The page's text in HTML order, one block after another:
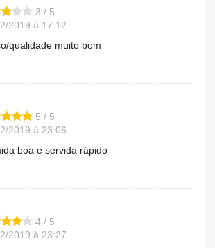
3 / 5
2019 à 17:12
qualidade muito bom
5 / 5
2019 à 23:06
boa e servida rápido
4 / 5
2019 à 23:27